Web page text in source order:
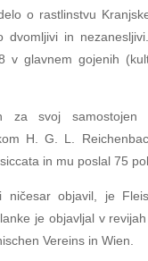
o rastlinstvu
in
v glavnem gojenih
za svoj samostojen
H. G. L.
in mu poslal 75
objavil, je
je objavljal v
Vereins in Wien.